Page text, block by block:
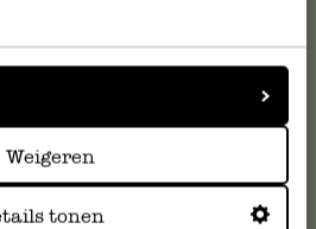
Weigeren
tonen
clientèle. Ou retrouvez ici
kamille.com